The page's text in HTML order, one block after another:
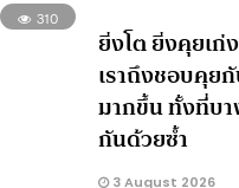
310
ยิ่งโต ยิ่งคุยเก่
เราถึงชอบคุย
มากขึ้น ทั้งที่บ
กันด้วยซ้ำ
3 August 2026